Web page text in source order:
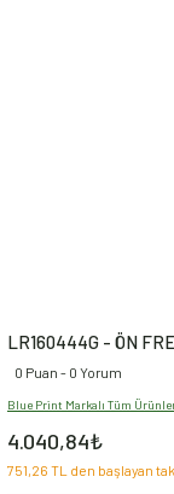
LR160444G - ÖN
0 Puan - 0 Yorum
Blue Print Markalı Tüm
4.040,84₺
751,26 TL den başlayan